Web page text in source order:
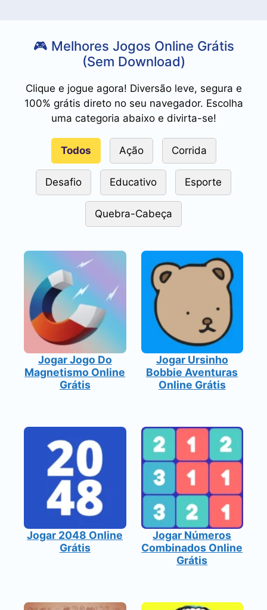
🎮 Melhores Jogos Online Grátis
(Sem Download)
Clique e jogue agora! Diversão leve, segura e
100% grátis direto no seu navegador. Escolha
uma categoria abaixo e divirta-se!
Todos Ação Corrida
Desafio Educativo Esporte
Quebra-Cabeça
Jogar Jogo Do
Magnetismo Online
Grátis
Jogar Ursinho
Bobbie Aventuras
Online Grátis
Jogar 2048 Online
Grátis
Jogar Números
Combinados Online
Grátis